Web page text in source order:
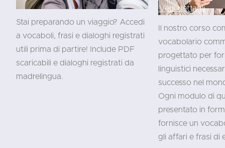
Stai preparando un viaggio? Accedi
a vocaboli, frasi e dialoghi registrati
utili prima di partire! Include PDF
scaricabili e dialoghi registrati da
madrelingua.
Vedi dettagli
Il nostro corso
vocabolario
progettato per
linguistici
successo nel
Ogni modulo di
presentato in
fornisce un
gli affari e frasi di